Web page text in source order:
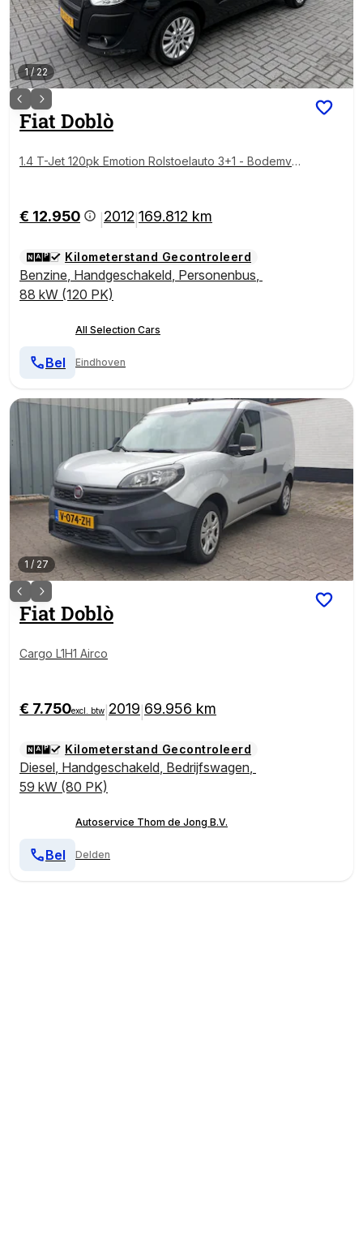
1/ 22
Fiat Doblò
1.4 T-Jet 120pk Emotion Rolstoelauto 3+1 - Bodemver
€ 12.950 2012 169.812 km
Kilometerstand Gecontroleerd
Benzine, Handgeschakeld, Personenbus,
88 kW (120 PK)
All Selection Cars
Eindhoven
Bel
1 / 27
Fiat Doblò
Cargo L1H1 Airco
€ 7.750excl. btw 2019 69.956 km
Kilometerstand Gecontroleerd
Diesel, Handgeschakeld, Bedrijfswagen,
59 kW (80 PK)
Autoservice Thom de Jong B.V.
Delden
Bel